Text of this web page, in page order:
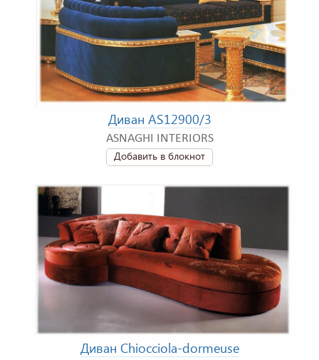
Диван AS12900/3
ASNAGHI INTERIORS
Добавить в блокнот
Диван Chiocciola-dormeuse